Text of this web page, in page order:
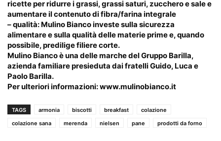
ricette per ridurre i grassi, grassi saturi, zucchero e sale e
aumentare il contenuto di fibra/farina integrale
– qualità: Mulino Bianco investe sulla sicurezza
alimentare e sulla qualità delle materie prime e, quando
possibile, predilige filiere corte.
Mulino Bianco è una delle marche del Gruppo Barilla,
azienda familiare presieduta dai fratelli Guido, Luca e
Paolo Barilla.
Per ulteriori informazioni: www.mulinobianco.it
TAGS armonia biscotti breakfast
colazione
colazione sana
merenda nielsen pane prodotti da forno